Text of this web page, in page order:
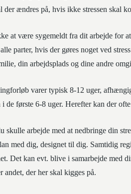
der ændres på, hvis ikke stressen skal
at være sygemeldt fra dit arbejde for
parter, hvis der gøres noget ved
din arbejdsplads og dine andre
varer typisk 8-12 uger,
i de første 6-8 uger. Herefter kan der
skulle arbejde med at nedbringe din
med dig, designet til dig. Samtidig
Det kan evt. blive i samarbejde med
andet, der her skal kigges på.